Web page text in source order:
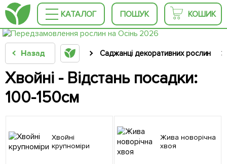
КАТАЛОГ ПОШУК КОШИК
Назад Саджанці декоративних рослин
Хвойні - Відстань посадки:
100-150см
Хвойні
крупноміри
Жива новорічна
хвоя